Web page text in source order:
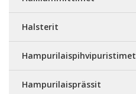
Halsterit
Hampurilaispihvipuristimet
Hampurilaisprässit